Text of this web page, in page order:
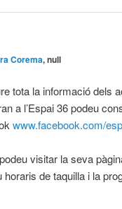
Corema, null
tota la informació dels
a l’Espai 36 podeu
www.facebook.com/
visitar la seva
horaris de taquilla i la